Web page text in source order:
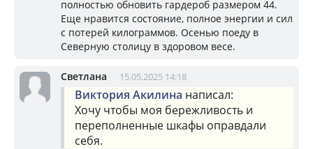
полностью обновить гардероб размером 44.
Еще нравится состояние, полное энергии и сил
с потерей килограммов. Осенью поеду в
Северную столицу в здоровом весе.
Светлана 15.05.2025 14:18
Виктория Акилина написал:
Хочу чтобы моя бережливость и
переполненные шкафы оправдали
себя.